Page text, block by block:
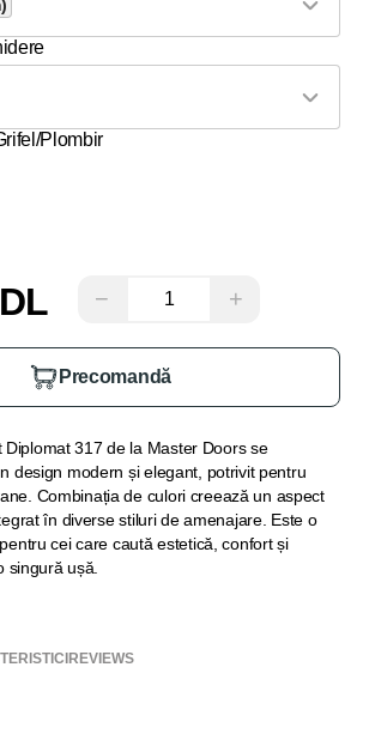
Plombir
− +
Precomandă
317 de la Master Doors se
design modern și elegant, potrivit pentru
Combinația de culori creează un aspect
în diverse stiluri de amenajare. Este o
cei care caută estetică, confort și
singură ușă.
REVIEWS